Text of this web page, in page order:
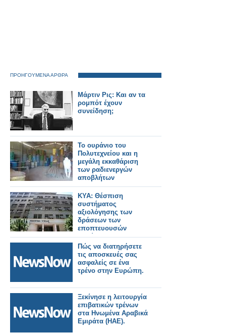
ΠΡΟΗΓΟΥΜΕΝΑ ΑΡΘΡΑ
Μάρτιν Ρις: Και αν τα
ρομπότ έχουν
συνείδηση;
Το ουράνιο του
Πολυτεχνείου και η
μεγάλη εκκαθάριση
των ραδιενεργών
αποβλήτων
ΚΥΑ: Θέσπιση
συστήματος
αξιολόγησης των
δράσεων των
εποπτευουσών
αρχών του
Υπουργείου Υγείας
Πώς να διατηρήσετε
τις αποσκευές σας
ασφαλείς σε ένα
τρένο στην Ευρώπη.
Ξεκίνησε η λειτουργία
επιβατικών τρένων
στα Ηνωμένα Αραβικά
Εμιράτα (ΗΑΕ).